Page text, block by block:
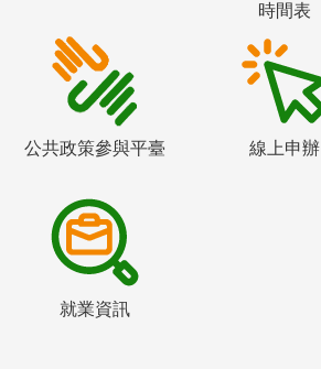
時間表
公共政策參與平臺 線上申辦
就業資訊